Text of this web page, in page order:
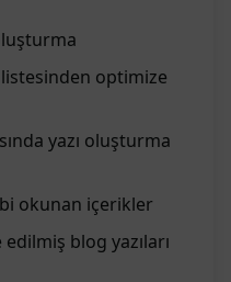
listesinden optimize
yazı oluşturma
okunan içerikler
blog yazıları